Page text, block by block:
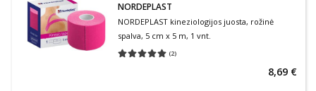
NORDEPLAST
NORDEPLAST kineziologijos juosta, rožinė
spalva, 5 cm x 5 m, 1 vnt.
(2)
Vidutinis įvertinimas 5.00
8,69 €